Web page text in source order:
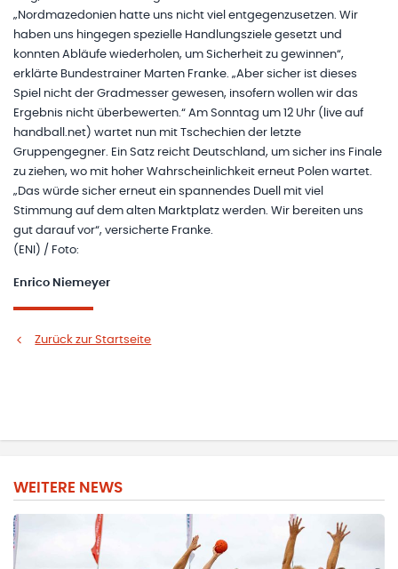
„Nordmazedonien hatte uns nicht viel entgegenzusetzen. Wir
haben uns hingegen spezielle Handlungsziele gesetzt und
konnten Abläufe wiederholen, um Sicherheit zu gewinnen“,
erklärte Bundestrainer Marten Franke. „Aber sicher ist dieses
Spiel nicht der Gradmesser gewesen, insofern wollen wir das
Ergebnis nicht überbewerten.“ Am Sonntag um 12 Uhr (live auf
handball.net) wartet nun mit Tschechien der letzte
Gruppengegner. Ein Satz reicht Deutschland, um sicher ins Finale
zu ziehen, wo mit hoher Wahrscheinlichkeit erneut Polen wartet.
„Das würde sicher erneut ein spannendes Duell mit viel
Stimmung auf dem alten Marktplatz werden. Wir bereiten uns
gut darauf vor“, versicherte Franke.
(ENI) / Foto:
Enrico Niemeyer
Zurück zur Startseite
WEITERE NEWS